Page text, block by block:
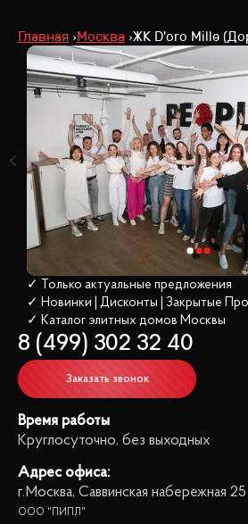
Главная Москва ЖК D'oro Mille
✓ Только актуальные предложения
✓ Новинки | Дисконты | Закрытые
✓ Каталог элитных домов Москвы
8 (499) 302 32 40
Заказать звонок
Время работы
Круглосуточно, без выходных
Адрес офиса:
г.Москва, Саввинская набережная 25
ООО "ПИПЛ"